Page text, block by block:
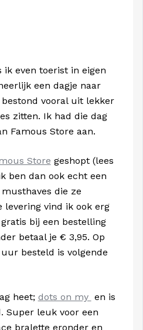
ik even toerist in eigen
een dagje naar
bestond vooral uit lekker
zitten. Ik had die dag
Famous Store aan.
Store geshopt (lees
ben dan ook echt een
die ze
levering vind ik ook erg
bij een bestelling
betaal je € 3,95. Op
besteld is volgende
heet; dots on my en is
Super leuk voor een
bralette eronder en